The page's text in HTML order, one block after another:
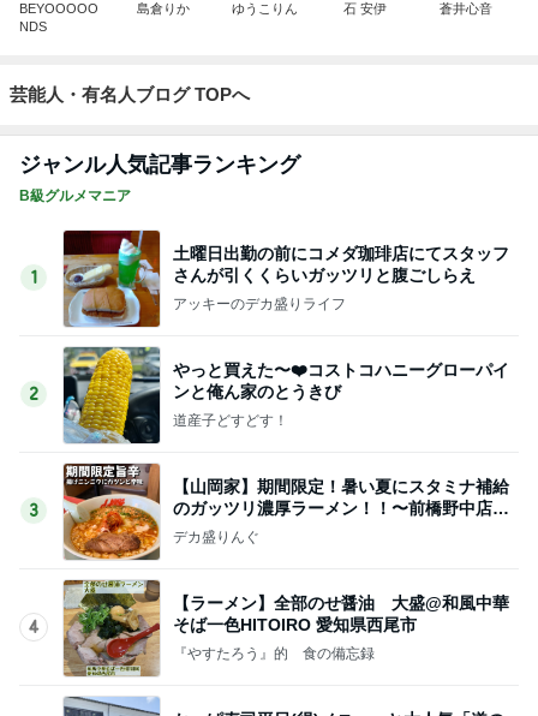
BEYOOOOO
NDS
島倉りか ゆうこりん 石 安伊 蒼井心音
芸能人・有名人ブログ TOPへ
ジャンル人気記事ランキング
B級グルメマニア
1
土曜日出勤の前にコメダ珈琲店にてスタッフ
さんが引くくらいガッツリと腹ごしらえ
アッキーのデカ盛りライフ
2
やっと買えた〜❤️コストコハニーグローパイ
ンと俺ん家のとうきび
道産子どすどす！
3
【山岡家】期間限定！暑い夏にスタミナ補給
のガッツリ濃厚ラーメン！！〜前橋野中店さ
ん〜
デカ盛りんぐ
4
【ラーメン】全部のせ醤油 大盛@和風中華
そば一色HITOIRO 愛知県西尾市
『やすたろう』的 食の備忘録